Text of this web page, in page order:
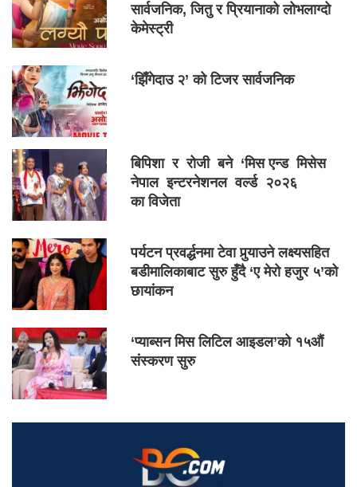
सार्वजनिक, जितु र प्रियानाको लोभलाग्दो
केमेस्ट्री
‘झिँगेदाउ २’ को टिजर सार्वजनिक
बिपिशा र रोजी बने ‘मिस एन्ड मिसेस
नेपाल इन्टरनेशनल वर्ल्ड २०२६
का विजेता
पर्यटन प्रवर्द्धनमा टेवा पुर्‍याउने लक्ष्यसहित
बडीमालिकाबाट सुरु हुँदै ‘ए मेरो हजुर ५’को
छायांकन
‘प्याब्सन मिस लिटिल आइडल’को १५औं
संस्करण सुरु